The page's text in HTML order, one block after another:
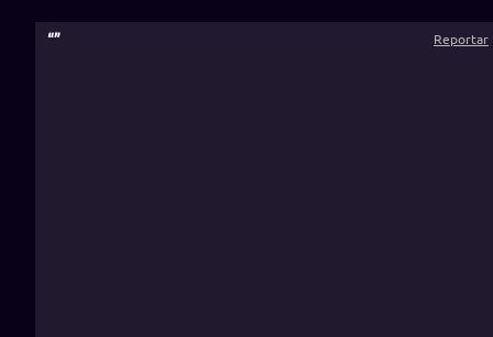
“” Reportar